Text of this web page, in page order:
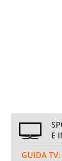
E
GUIDA TV: